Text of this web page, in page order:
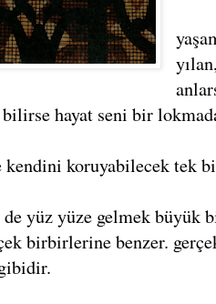
bilirse hayat seni bir
kendini koruyabilecek tek
yüz yüze gelmek büyük
birbirlerine benzer.